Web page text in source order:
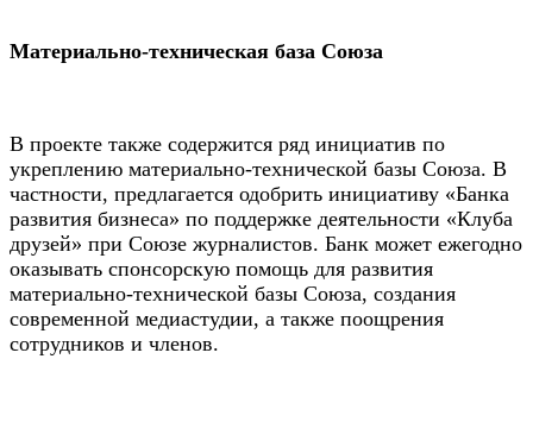
Материально-техническая база Союза
В проекте также содержится ряд инициатив по
укреплению материально-технической базы Союза. В
частности, предлагается одобрить инициативу «Банка
развития бизнеса» по поддержке деятельности «Клуба
друзей» при Союзе журналистов. Банк может ежегодно
оказывать спонсорскую помощь для развития
материально-технической базы Союза, создания
современной медиастудии, а также поощрения
сотрудников и членов.